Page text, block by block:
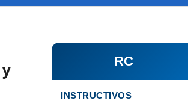
RC
INSTRUCTIVOS